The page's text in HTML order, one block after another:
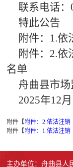
联系电话：
特此公告
附件：1.依
附件：2.依
名单
舟曲县市
2025年12月
附件【附件：2.依法注
附件【附件：1.依法注销
主办单位：舟曲县人